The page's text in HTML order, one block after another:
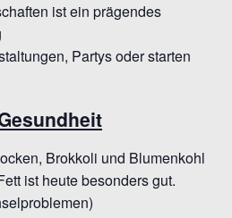
ist ein prägendes
Partys oder starten
Brokkoli und Blumenkohl
ist heute besonders gut.